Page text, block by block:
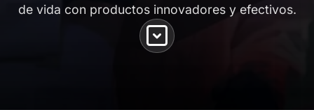
de vida con productos innovadores y efectivos.